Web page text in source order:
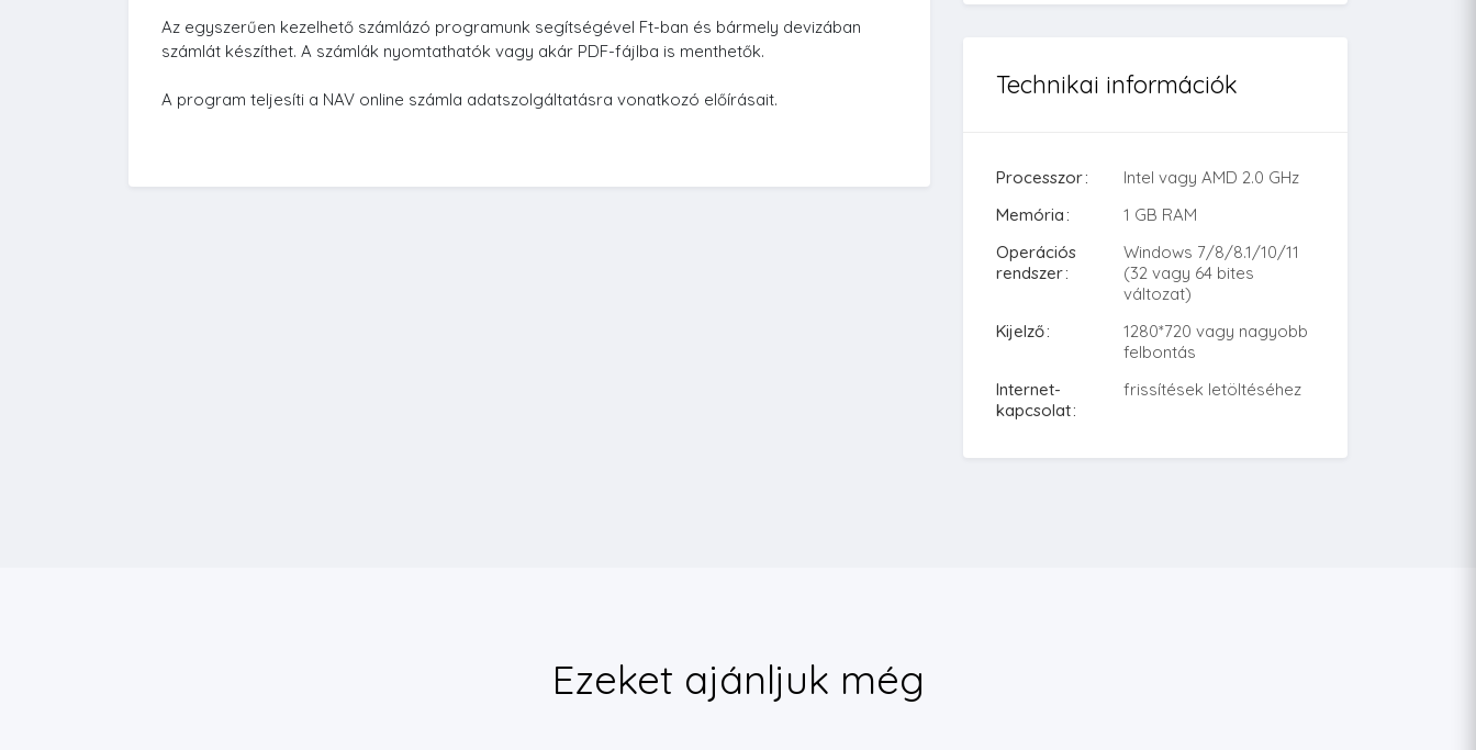
Az egyszerűen kezelhető számlázó programunk segítségével Ft-ban és bármely devizában
számlát készíthet. A számlák nyomtathatók vagy akár PDF-fájlba is menthetők.
A program teljesíti a NAV online számla adatszolgáltatásra vonatkozó előírásait. Technikai információk
Processzor
Intel vagy AMD 2.0 GHz
Memória
1 GB RAM
Operációs
rendszer
Windows 7/8/8.1/10/11
(32 vagy 64 bites
változat)
Kijelző
1280*720 vagy nagyobb
felbontás
Internet-
kapcsolat
frissítések letöltéséhez
Ezeket ajánljuk még